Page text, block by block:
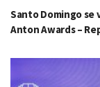
Santo Domingo se
Anton Awards –